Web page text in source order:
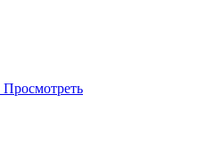
Просмотреть